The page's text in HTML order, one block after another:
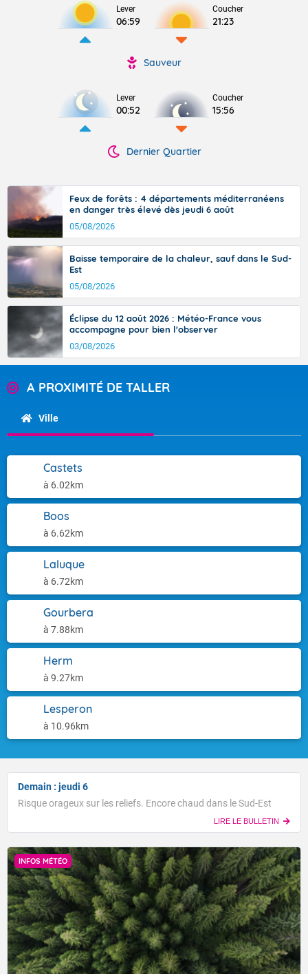
Lever
06:59
Coucher
21:23
Sauveur
Lever
00:52
Coucher
15:56
Dernier Quartier
Feux de forêts : 4 départements méditerranéens
en danger très élevé dès jeudi 6 août
05/08/2026
Baisse temporaire de la chaleur, sauf dans le Sud-
Est
05/08/2026
Éclipse du 12 août 2026 : Météo-France vous
accompagne pour bien l'observer
03/08/2026
A PROXIMITÉ DE TALLER
Ville
Castets
à 6.02km
Boos
à 6.62km
Laluque
à 6.72km
Gourbera
à 7.88km
Herm
à 9.27km
Lesperon
à 10.96km
Demain : jeudi 6
Risque orageux sur les reliefs. Encore chaud dans le Sud-Est
LIRE LE BULLETIN
INFOS MÉTÉO